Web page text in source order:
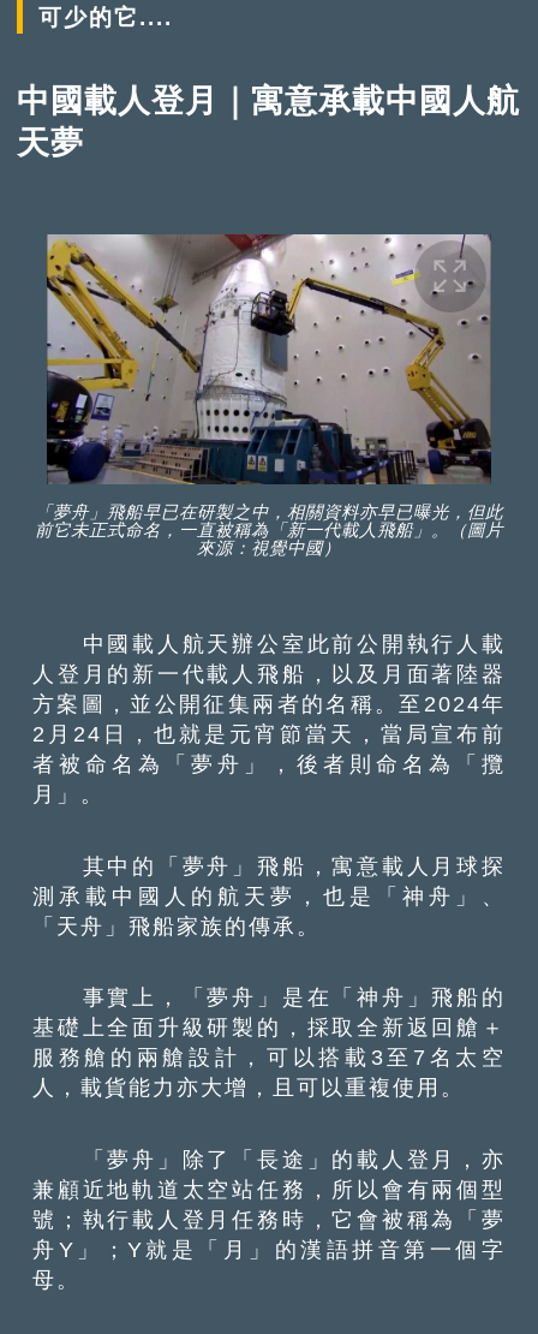
可少的它....
中國載人登月｜寓意承載中國人航
天夢
「夢舟」飛船早已在研製之中，相關資料亦早已曝光，但此
前它未正式命名，一直被稱為「新一代載人飛船」。（圖片
來源：視覺中國）
中國載人航天辦公室此前公開執行人載
人登月的新一代載人飛船，以及月面著陸器
方案圖，並公開征集兩者的名稱。至2024年
2月24日，也就是元宵節當天，當局宣布前
者被命名為「夢舟」，後者則命名為「攬
月」。
其中的「夢舟」飛船，寓意載人月球探
測承載中國人的航天夢，也是「神舟」、
「天舟」飛船家族的傳承。
事實上，「夢舟」是在「神舟」飛船的
基礎上全面升級研製的，採取全新返回艙＋
服務艙的兩艙設計，可以搭載3至7名太空
人，載貨能力亦大增，且可以重複使用。
「夢舟」除了「長途」的載人登月，亦
兼顧近地軌道太空站任務，所以會有兩個型
號；執行載人登月任務時，它會被稱為「夢
舟Y」；Y就是「月」的漢語拼音第一個字
母。